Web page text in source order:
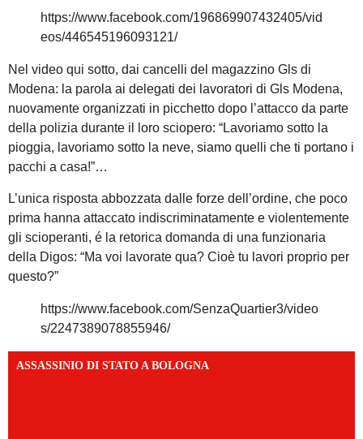
https://www.facebook.com/196869907432405/vid
eos/446545196093121/
Nel video qui sotto, dai cancelli del magazzino Gls di
Modena: la parola ai delegati dei lavoratori di Gls Modena,
nuovamente organizzati in picchetto dopo l’attacco da parte
della polizia durante il loro sciopero: “Lavoriamo sotto la
pioggia, lavoriamo sotto la neve, siamo quelli che ti portano i
pacchi a casa!”…
L’unica risposta abbozzata dalle forze dell’ordine, che poco
prima hanna attaccato indiscriminatamente e violentemente
gli scioperanti, é la retorica domanda di una funzionaria
della Digos: “Ma voi lavorate qua? Cioè tu lavori proprio per
questo?”
https://www.facebook.com/SenzaQuartier3/video
s/2247389078855946/
ASSASSINIO DI STATO A BOLOGNA